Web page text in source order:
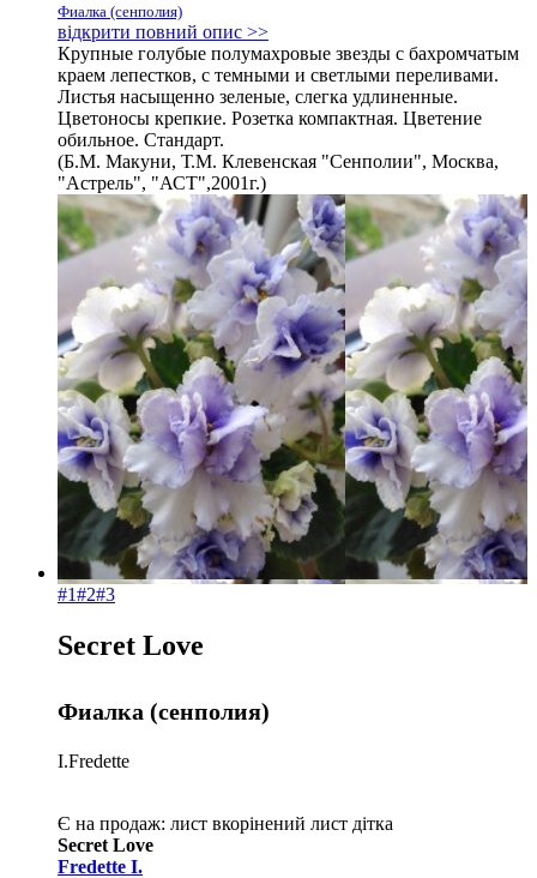
Фиалка (сенполия)
відкрити повний опис >>
Крупные голубые полумахровые звезды с бахромчатым
краем лепестков, с темными и светлыми переливами.
Листья насыщенно зеленые, слегка удлиненные.
Цветоносы крепкие. Розетка компактная. Цветение
обильное. Стандарт.
(Б.М. Макуни, Т.М. Клевенская "Сенполии", Москва,
"Астрель", "АСТ",2001г.)
#1#2#3
Secret Love
Фиалка (сенполия)
I.Fredette
Є на продаж: лист вкорінений лист дітка
Secret Love
Fredette I.